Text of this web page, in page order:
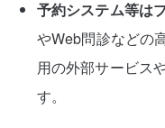
予約システム等は
やWeb問診などの
用の外部サービス
す。